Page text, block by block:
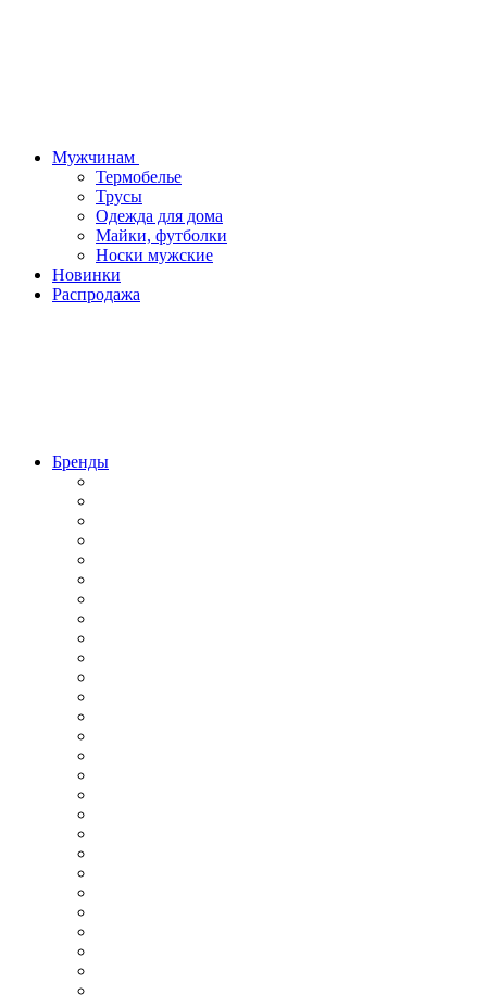
Мужчинам
Термобелье
Трусы
Одежда для дома
Майки, футболки
Носки мужские
Новинки
Распродажа
Бренды